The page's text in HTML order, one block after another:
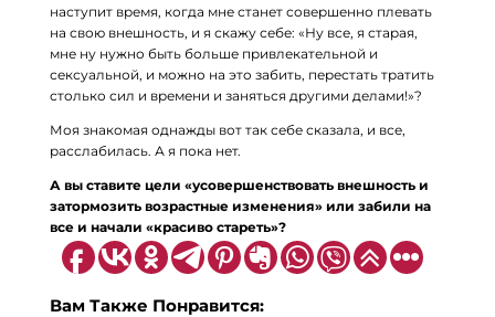
наступит время, когда мне станет совершенно плевать
на свою внешность, и я скажу себе: «Ну все, я старая,
мне ну нужно быть больше привлекательной и
сексуальной, и можно на это забить, перестать тратить
столько сил и времени и заняться другими делами!»?
Моя знакомая однажды вот так себе сказала, и все,
расслабилась. А я пока нет.
А вы ставите цели «усовершенствовать внешность и
затормозить возрастные изменения» или забили на
все и начали «красиво стареть»?
Вам Также Понравится: